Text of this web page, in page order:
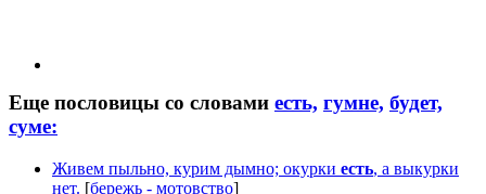
Еще пословицы со словами есть, гумне, будет,
суме:
Живем пыльно, курим дымно; окурки есть, а выкурки
нет. [бережь - мотовство]